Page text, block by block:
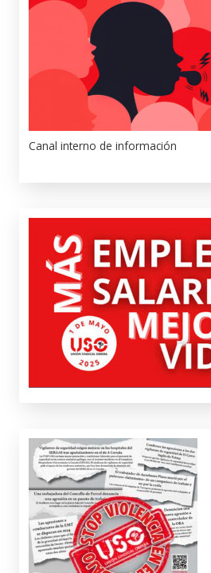
Canal interno de información